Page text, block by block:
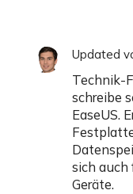
Updated
Technik-
schreibe
EaseUS.
sich auch
Geräte.